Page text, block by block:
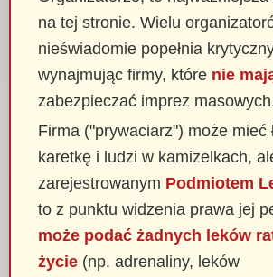
na tej stronie. Wielu
nieświadomie popełnia
wynajmując firmy, które nie
zabezpieczać imprez
Firma ("prywaciarz") może mieć
karetkę i ludzi w kamizelkach,
zarejestrowanym Podmiotem
to z punktu widzenia prawa jej
może podać żadnych leków
życie (np. adrenaliny, leków